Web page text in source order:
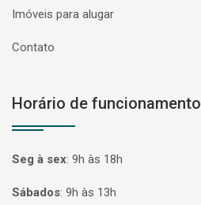
Imóveis para alugar
Contato
Horário de funcionamento
Seg à sex: 9h às 18h
Sábados: 9h às 13h